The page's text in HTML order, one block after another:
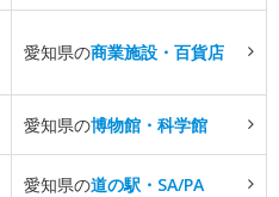
愛知県の商業施設・百貨店
愛知県の博物館・科学館
愛知県の道の駅・SA/PA